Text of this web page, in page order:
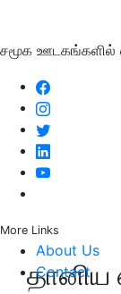
சமூக
More Links
About Us
Contact
தானிய